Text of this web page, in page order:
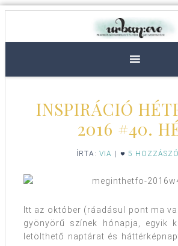
INSPIRÁCIÓ
2016 #40.
ÍRTA: VIA 5
Itt az október (ráadásul pont ma
gyönyörű színek hónapja, egyik
letölthető naptárat és